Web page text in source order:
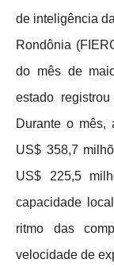
de inteligência
Rondônia
do mês de
estado
Durante o mês,
US$ 358,7
US$ 225,5
capacidade
ritmo das
velocidade de